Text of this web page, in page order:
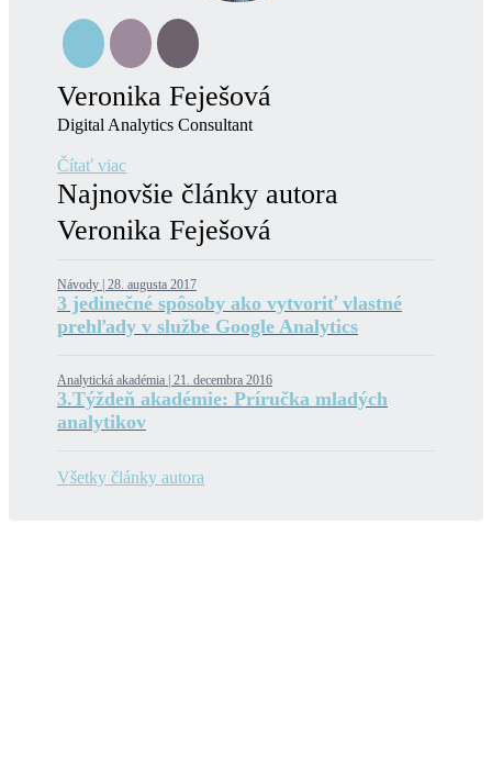
Veronika Feješová
Digital Analytics Consultant
Čítať viac
Najnovšie články autora
Veronika Feješová
Návody | 28. augusta 2017
3 jedinečné spôsoby ako vytvoriť vlastné
prehľady v službe Google Analytics
Analytická akadémia | 21. decembra 2016
3.Týždeň akadémie: Príručka mladých
analytikov
Všetky články autora